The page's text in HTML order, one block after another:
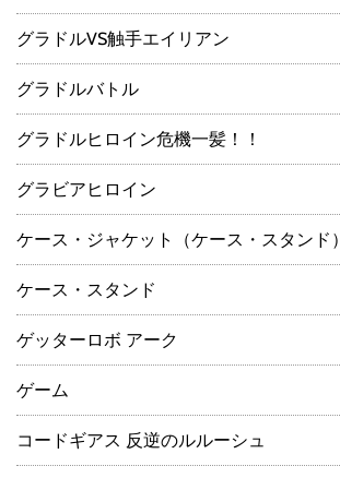
グラドルVS触手エイリアン
グラドルバトル
グラドルヒロイン危機一髪！！
グラビアヒロイン
ケース・ジャケット（ケース・スタンド）
ケース・スタンド
ゲッターロボ アーク
ゲーム
コードギアス 反逆のルルーシュ